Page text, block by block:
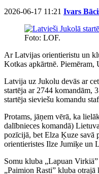
2026-06-17 11:21 Ivars
Foto: LOF.
Ar Latvijas orientieristu un
Kotkas apkārtnē. Piemēram,
Latvija uz Jukolu devās ar
startēja ar 2744 komandām,
startēja sieviešu komandu
Protams, jāņem vērā, ka
dalībnieces komandā)
pozīcijā, bet Elza Ķuze savā
orientieristes Ilze Jumiķe un
Somu kluba „Lapuan
„Paimion Rasti” kluba